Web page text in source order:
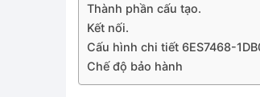
Thành phần cấu tạo.
Kết nối.
Cấu hình chi tiết 6ES7468-
Chế độ bảo hành